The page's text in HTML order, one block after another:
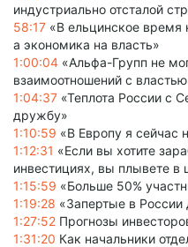
индустриально отсталой
58:17 «В ельцинское время
а экономика на власть»
1:00:04 «Альфа-Групп не
взаимоотношений с
1:04:37 «Теплота России с
дружбу»
1:10:59 «В Европу я сейчас
1:12:31 «Если вы хотите
инвестициях, вы плывете в
1:15:59 «Больше 50%
1:19:28 «Запертые в России
1:27:52 Прогнозы
1:31:20 Как начальники